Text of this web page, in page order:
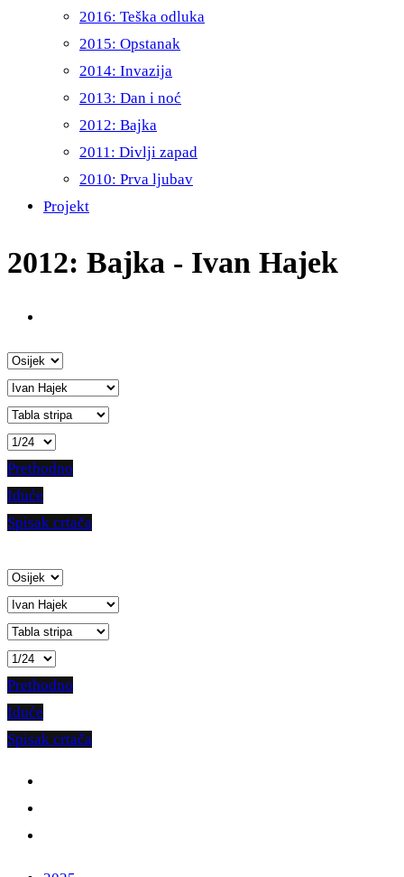
2016: Teška odluka
2015: Opstanak
2014: Invazija
2013: Dan i noć
2012: Bajka
2011: Divlji zapad
2010: Prva ljubav
Projekt
2012: Bajka - Ivan Hajek
Prethodno
Iduće
Spisak crtača
Prethodno
Iduće
Spisak crtača